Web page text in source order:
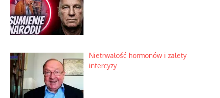
Nietrwałość hormonów i zalety
intercyzy